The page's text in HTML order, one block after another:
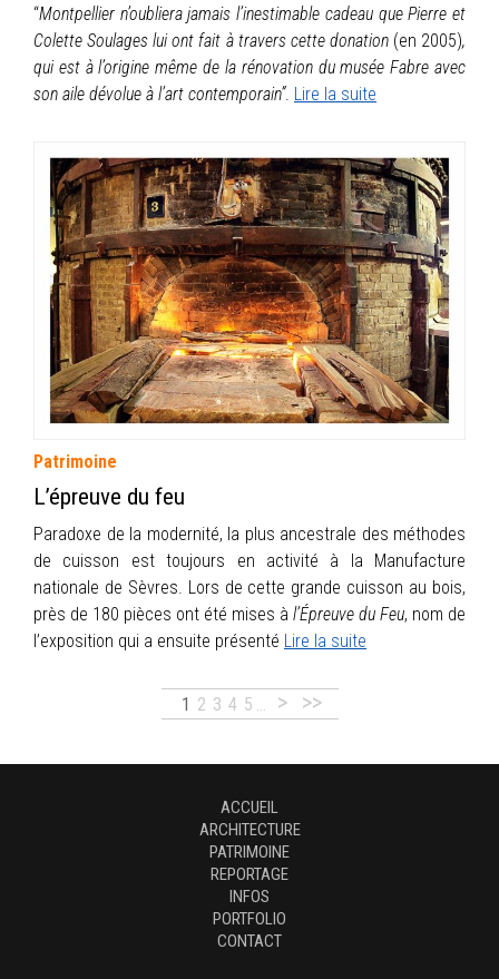
“Montpellier n’oubliera jamais l’inestimable cadeau que Pierre et
Colette Soulages lui ont fait à travers cette donation (en 2005),
qui est à l’originemême de la rénovation du musée Fabre avec
son aile dévolue à l’art contemporain”. Lire la suite
Patrimoine
L’épreuve du feu
Paradoxe de la modernité, la plus ancestrale des méthodes
de cuisson est toujours en activité à la Manufacture
nationale de Sèvres. Lors de cette grande cuisson au bois,
près de 180 pièces ont été mises à l’Épreuve du Feu, nom de
l’exposition qui a ensuite présenté Lire la suite
1 2 3 4 5 … > >>
ACCUEIL
ARCHITECTURE
PATRIMOINE
REPORTAGE
INFOS
PORTFOLIO
CONTACT